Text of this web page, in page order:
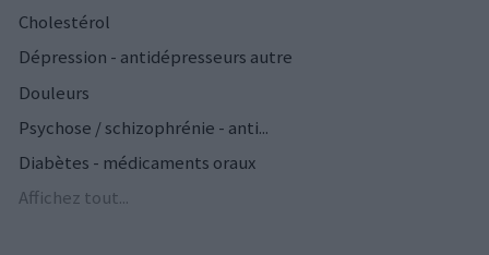
Cholestérol
Dépression - antidépresseurs autre
Douleurs
Psychose / schizophrénie - anti...
Diabètes - médicaments oraux
Affichez tout...